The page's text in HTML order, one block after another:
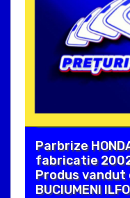
Parbrize
fabricatie
Produs
BUCIUMENI